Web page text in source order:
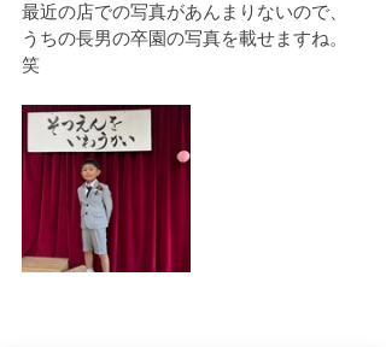
最近の店での写真があんまりないので、
うちの長男の卒園の写真を載せますね。
笑